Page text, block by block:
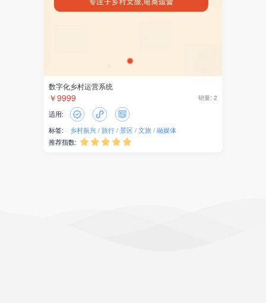
数字化乡村运营系统
￥9999 销量: 2
适用:
标签:
乡村振兴 旅行 景区 文旅 融媒体
推荐指数:     